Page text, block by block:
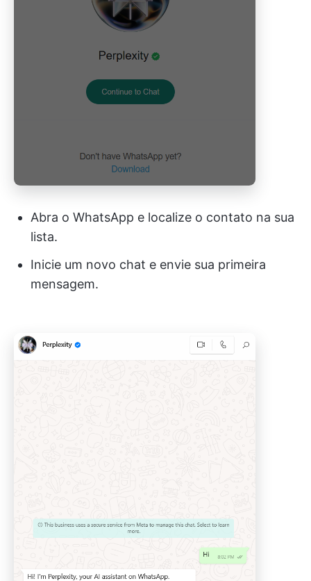
Abra o WhatsApp e localize o contato na sua
lista.
Inicie um novo chat e envie sua primeira
mensagem.